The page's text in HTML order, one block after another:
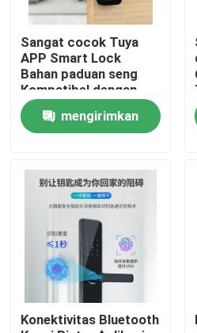
Rumah
Produk
Video
Sangat cocok Tuya
APP Smart Lock
Bahan paduan seng
Kompatibel dengan
kisaran kelembaban
20%-90% Menawarkan
fitur keamanan
mengirimkan
Konektivitas Bluetooth